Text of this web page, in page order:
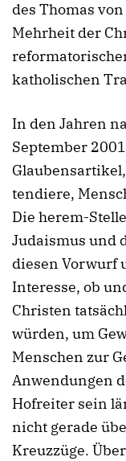
des Thomas
Mehrheit der
katholischen
In den Jahren
September
tendiere,
Die herem-
Judaismus und
diesen Vorwurf
Interesse, ob
Christen
würden, um
Menschen zur
Anwendungen
Hofreiter sein
nicht gerade
Kreuzzüge.